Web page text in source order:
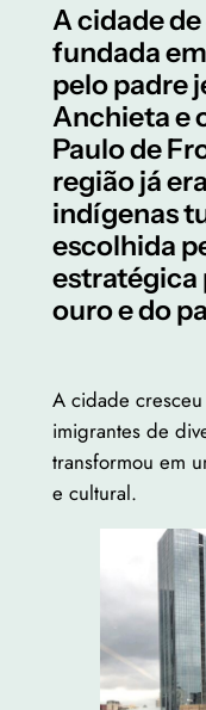
A cidade
fundada
pelo padre
Anchieta e
Paulo de
região já
indígenas
escolhida
estratégica
ouro e do
A cidade
imigrantes de
transformou em
e cultural.